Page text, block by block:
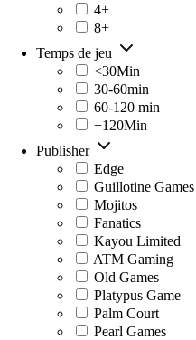
4+
8+
Temps de jeu
<30Min
30-60min
60-120 min
+120Min
Publisher
Edge
Guillotine Games
Mojitos
Fanatics
Kayou Limited
ATM Gaming
Old Games
Platypus Game
Palm Court
Pearl Games